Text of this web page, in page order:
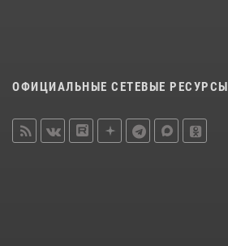
ОФИЦИАЛЬНЫЕ СЕТЕВЫЕ РЕСУРСЫ